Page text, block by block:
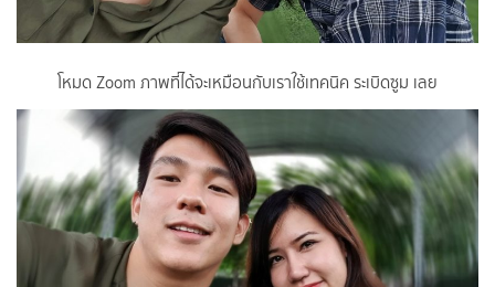
โหมด Zoom ภาพที่ได้จะเหมือนกับเราใช้เทคนิค ระเบิดซูม เลย